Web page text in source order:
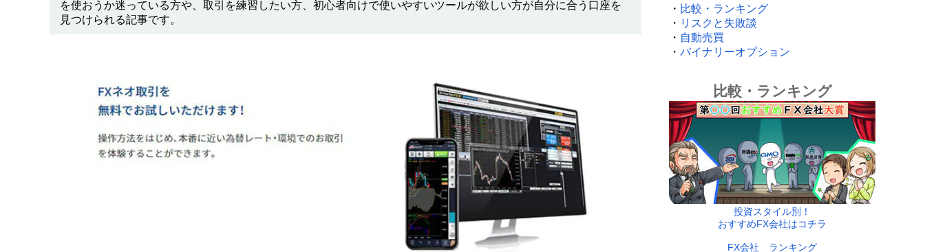
を使おうか迷っている方や、取引を練習したい方、初心者向けで使いやすいツールが欲しい方が自分に合う口座を
見つけられる記事です。
・ 比較・ランキング
・ リスクと失敗談
・ 自動売買
・ バイナリーオプション
比較・ランキング
投資スタイル別！
おすすめFX会社はコチラ
FX会社 ランキング